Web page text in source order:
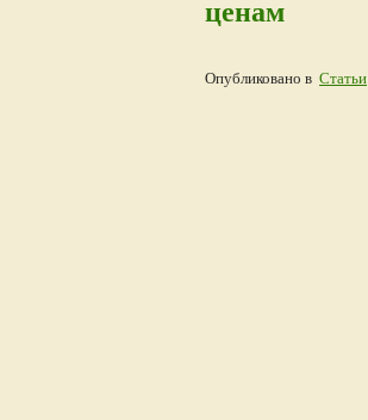
ценам
Опубликовано в Статьи